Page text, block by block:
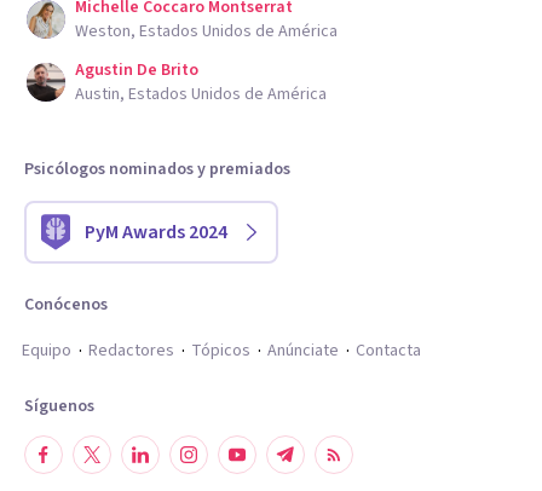
Michelle Coccaro Montserrat
Weston, Estados Unidos de América
Agustin De Brito
Austin, Estados Unidos de América
Psicólogos nominados y premiados
PyM Awards 2024
Conócenos
Equipo
Redactores Tópicos Anúnciate Contacta
Síguenos